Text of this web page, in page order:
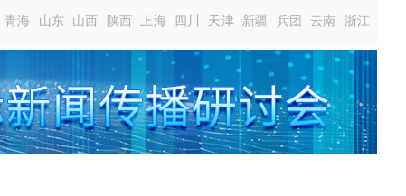
青海 山东 山西 陕西 上海 四川 天津 新疆 兵团 云南 浙江